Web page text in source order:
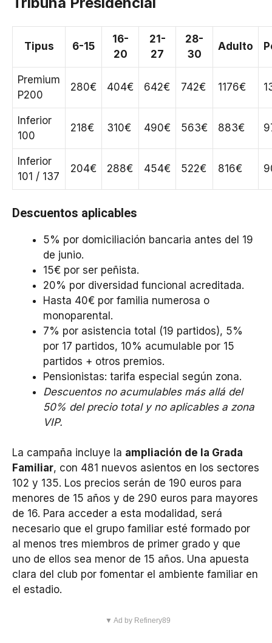
Tipus 6-15
16-
20
21-
27
28-
30
Adulto
Premium
P200
280€ 404€ 642€ 742€ 1176€
Inferior
100
218€ 310€ 490€ 563€ 883€
Inferior
101 / 137
204€ 288€ 454€ 522€ 816€
Descuentos aplicables
5% por domiciliación bancaria antes del 19
de junio.
15€ por ser peñista.
20% por diversidad funcional acreditada.
Hasta 40€ por familia numerosa o
monoparental.
7% por asistencia total (19 partidos), 5%
por 17 partidos, 10% acumulable por 15
partidos + otros premios.
Pensionistas: tarifa especial según zona.
Descuentos no acumulables más allá del
50% del precio total y no aplicables a zona
VIP.
La campaña incluye la ampliación de la Grada
Familiar, con 481 nuevos asientos en los sectores
102 y 135. Los precios serán de 190 euros para
menores de 15 años y de 290 euros para mayores
de 16. Para acceder a esta modalidad, será
necesario que el grupo familiar esté formado por
al menos tres miembros de primer grado y que
uno de ellos sea menor de 15 años. Una apuesta
clara del club por fomentar el ambiente familiar en
el estadio.
▼ Ad by Refinery89